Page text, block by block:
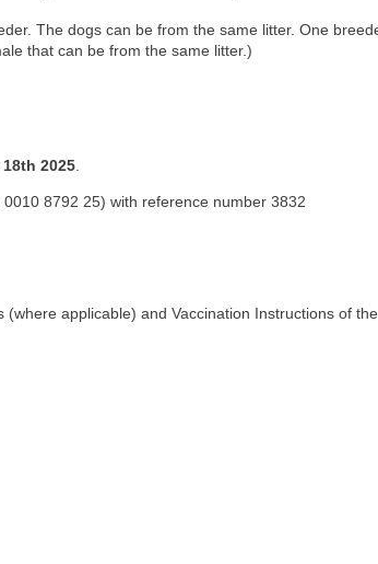
The dogs can be from the same litter. One
that can be from the same litter.)
2025.
8792 25) with reference number 3832
applicable) and Vaccination Instructions of